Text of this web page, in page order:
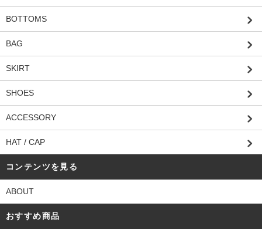
BOTTOMS
BAG
SKIRT
SHOES
ACCESSORY
HAT / CAP
コンテンツを見る
ABOUT
おすすめ商品